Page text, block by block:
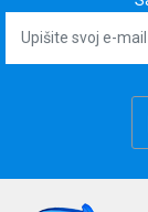
Povezivost